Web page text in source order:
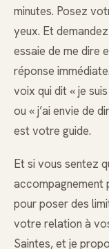
minutes. Posez
yeux. Et
essaie de me dire
réponse
voix qui dit « je
ou « j’ai envie de
est votre guide.
Et si vous sentez
accompagnement
pour poser des
votre relation à
Saintes, et je